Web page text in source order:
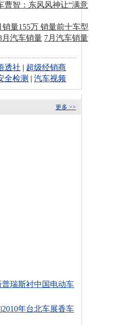
曹智：东风风神让“满意
销量155万 销量前十车型
月汽车销量 7月汽车销量
透社 | 超级经销商
全检测 |汽车视频
更多 >>
普瑞斯衬中国电动车
|2010年台北车展香车